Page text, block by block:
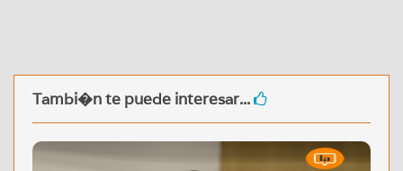
Tambi�n te puede interesar...